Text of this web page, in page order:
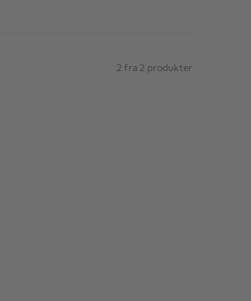
2 fra 2 produkter